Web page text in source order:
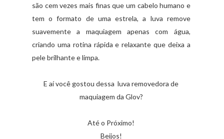
são cem vezes mais finas que um cabelo humano e
tem o formato de uma estrela, a luva remove
suavemente a maquiagem apenas com água,
criando uma rotina rápida e relaxante que deixa a
pele brilhante e limpa.
E aí você gostou dessa luva removedora de
maquiagem da Glov?
Até o Próximo!
Beijos!